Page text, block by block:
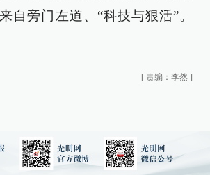
自旁门左道、“科技与狠活”。
[ 责编：李然 ]